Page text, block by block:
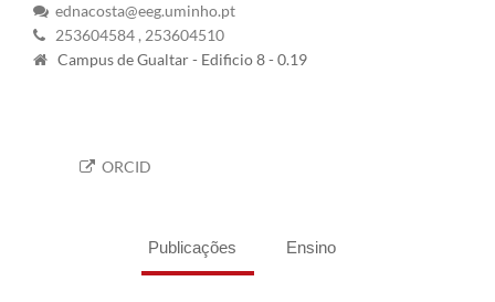
ednacosta@eeg.uminho.pt
253604584 , 253604510
Campus de Gualtar - Edificio 8 - 0.19
ORCID
Publicações Ensino